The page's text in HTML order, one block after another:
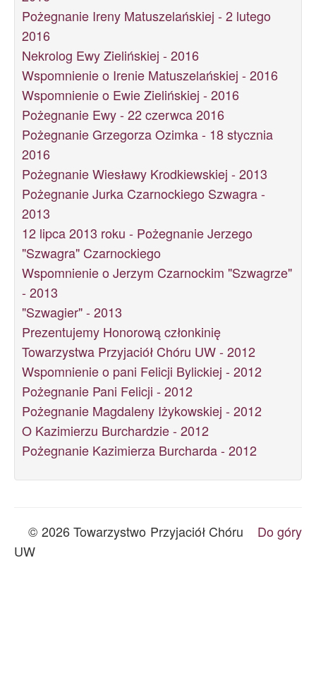
Pożegnanie Ireny Matuszelańskiej - 2 lutego
2016
Nekrolog Ewy Zielińskiej - 2016
Wspomnienie o Irenie Matuszelańskiej - 2016
Wspomnienie o Ewie Zielińskiej - 2016
Pożegnanie Ewy - 22 czerwca 2016
Pożegnanie Grzegorza Ozimka - 18 stycznia
2016
Pożegnanie Wiesławy Krodkiewskiej - 2013
Pożegnanie Jurka Czarnockiego Szwagra -
2013
12 lipca 2013 roku - Pożegnanie Jerzego
"Szwagra" Czarnockiego
Wspomnienie o Jerzym Czarnockim "Szwagrze"
- 2013
"Szwagier" - 2013
Prezentujemy Honorową członkinię
Towarzystwa Przyjaciół Chóru UW - 2012
Wspomnienie o pani Felicji Bylickiej - 2012
Pożegnanie Pani Felicji - 2012
Pożegnanie Magdaleny Iżykowskiej - 2012
O Kazimierzu Burchardzie - 2012
Pożegnanie Kazimierza Burcharda - 2012
Do góry
© 2026 Towarzystwo Przyjaciół Chóru
UW